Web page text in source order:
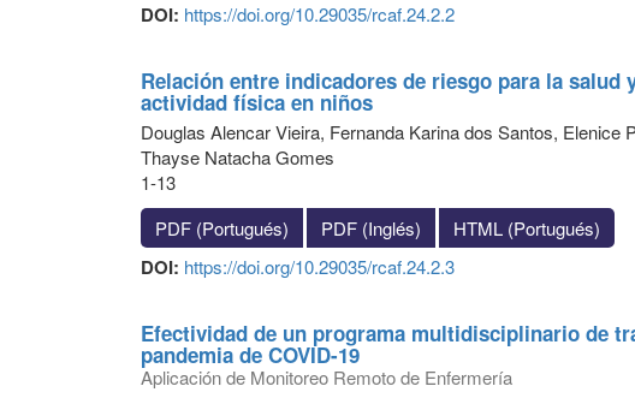
DOI: https://doi.org/10.29035/rcaf.24.2.2
Relación entre indicadores de riesgo para la
actividad física en niños
Douglas Alencar Vieira, Fernanda Karina dos Santos, Elenice
Thayse Natacha Gomes
1-13
PDF (Portugués)
PDF (Inglés) HTML (Portugués)
DOI: https://doi.org/10.29035/rcaf.24.2.3
Efectividad de un programa multidisciplinario de
pandemia de COVID-19
Aplicación de Monitoreo Remoto de Enfermería